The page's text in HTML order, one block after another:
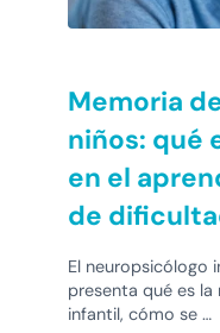
Memoria
niños: qué
en el
de
El neuropsicólogo
presenta qué es
infantil, cómo se …